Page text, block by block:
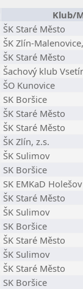
Klub/
ŠK Staré Město
ŠK Zlín-
ŠK Staré Město
Šachový klub
ŠO Kunovice
SK Boršice
ŠK Staré Město
ŠK Staré Město
ŠK Zlín, z.s.
ŠK Sulimov
SK Boršice
SK EMKaD Holešov
ŠK Staré Město
ŠK Sulimov
SK Boršice
ŠK Staré Město
ŠK Sulimov
ŠK Staré Město
SK Boršice